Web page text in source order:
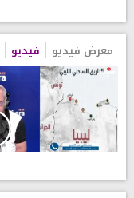
معرض فيديو فيديو